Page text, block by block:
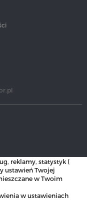
reklamy, statystyk (
ustawień Twojej
w Twoim
w ustawieniach